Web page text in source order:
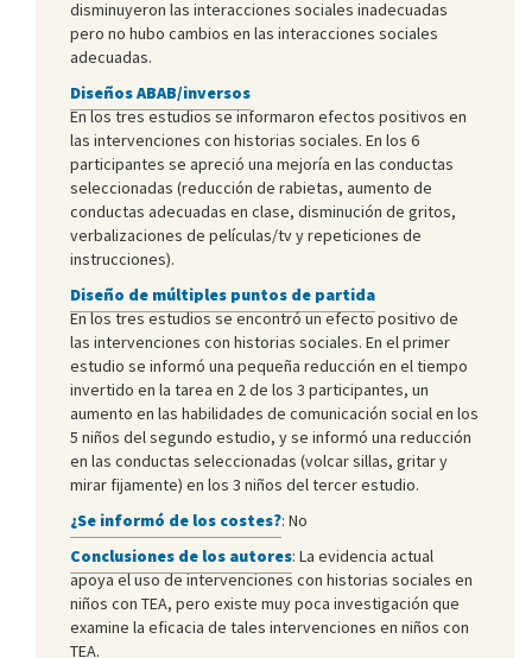
disminuyeron las interacciones sociales inadecuadas
pero no hubo cambios en las interacciones sociales
adecuadas.
Diseños ABAB/inversos
En los tres estudios se informaron efectos positivos en
las intervenciones con historias sociales. En los 6
participantes se apreció una mejoría en las conductas
seleccionadas (reducción de rabietas, aumento de
conductas adecuadas en clase, disminución de gritos,
verbalizaciones de películas/tv y repeticiones de
instrucciones).
Diseño de múltiples puntos de partida
En los tres estudios se encontró un efecto positivo de
las intervenciones con historias sociales. En el primer
estudio se informó una pequeña reducción en el tiempo
invertido en la tarea en 2 de los 3 participantes, un
aumento en las habilidades de comunicación social en los
5 niños del segundo estudio, y se informó una reducción
en las conductas seleccionadas (volcar sillas, gritar y
mirar fijamente) en los 3 niños del tercer estudio.
¿Se informó de los costes?: No
Conclusiones de los autores: La evidencia actual
apoya el uso de intervenciones con historias sociales en
niños con TEA, pero existe muy poca investigación que
examine la eficacia de tales intervenciones en niños con
TEA.